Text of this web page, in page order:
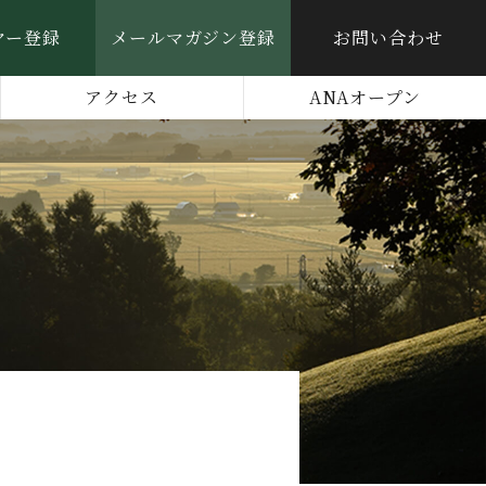
ー登録 メールマガジン登録 お問い合わせ
アクセス ANAオープン